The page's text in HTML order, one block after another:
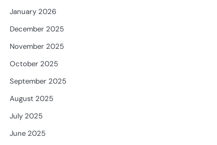
January 2026
December 2025
November 2025
October 2025
September 2025
August 2025
July 2025
June 2025